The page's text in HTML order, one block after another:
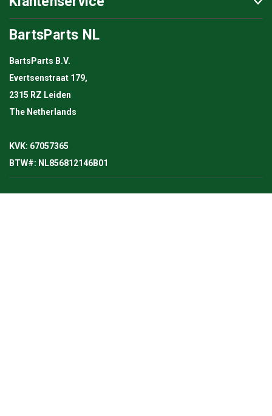
BartsParts NL
BartsParts B.V.
Evertsenstraat 179,
2315 RZ Leiden
The Netherlands
KVK: 67057365
BTW#: NL856812146B01